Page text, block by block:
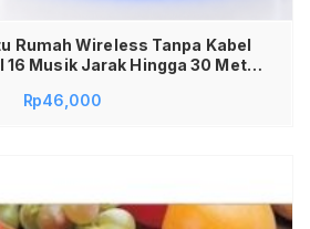
Rumah Wireless Tanpa Kabel
16 Musik Jarak Hingga 30 Meter
untuk Rumah Toko Kantor
Rp46,000